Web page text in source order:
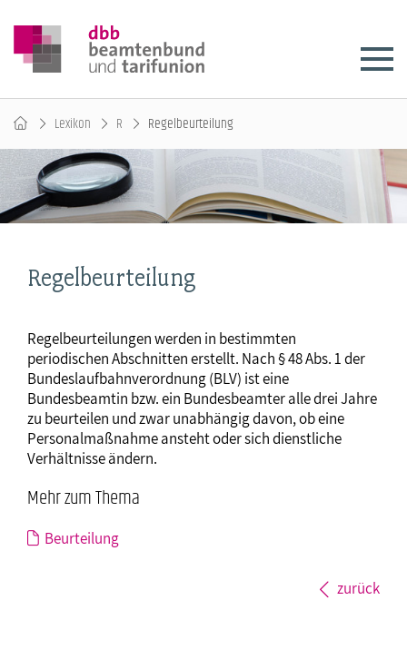
Lexikon R Regelbeurteilung
Regelbeurteilung
Regelbeurteilungen werden in bestimmten
periodischen Abschnitten erstellt. Nach § 48 Abs. 1 der
Bundeslaufbahnverordnung (BLV) ist eine
Bundesbeamtin bzw. ein Bundesbeamter alle drei Jahre
zu beurteilen und zwar unabhängig davon, ob eine
Personalmaßnahme ansteht oder sich dienstliche
Verhältnisse ändern.
Mehr zum Thema
Beurteilung
zurück